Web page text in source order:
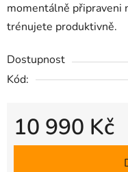
momentálně připraveni
trénujete produktivně.
Dostupnost
Kód:
10 990 Kč
Měrná cena: